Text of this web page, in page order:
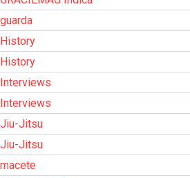
guarda
History
History
Interviews
Interviews
Jiu-Jitsu
Jiu-Jitsu
macete